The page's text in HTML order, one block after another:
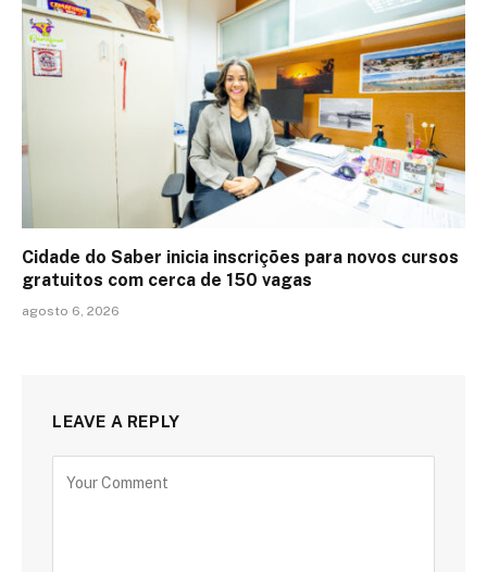
Cidade do Saber inicia inscrições para novos cursos
gratuitos com cerca de 150 vagas
agosto 6, 2026
LEAVE A REPLY